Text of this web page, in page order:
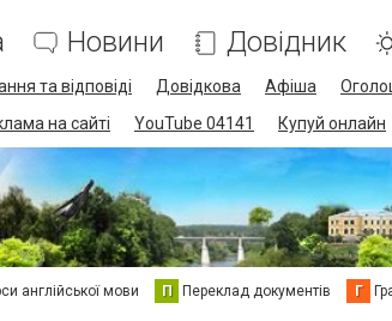
Новини Довідник
та відповіді Довідкова Афіша
на сайті YouTube 04141 Купуй онлайн
англійської мови П Переклад документів Г